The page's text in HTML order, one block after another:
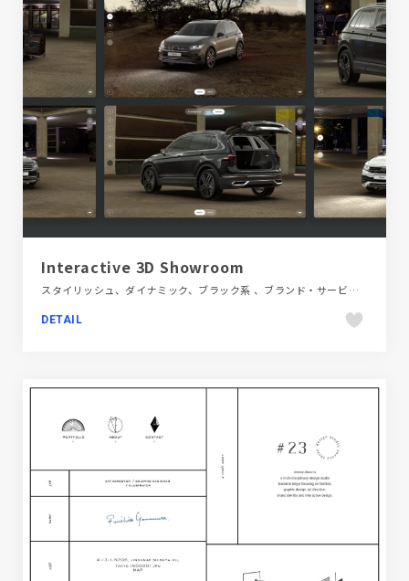
Interactive 3D Showroom
スタイリッシュ、ダイナミック、ブラック系 、ブランド・サービスサイト、モーション多め、大きめ写真、海外サイト、自動車・乗り物・交通
DETAIL